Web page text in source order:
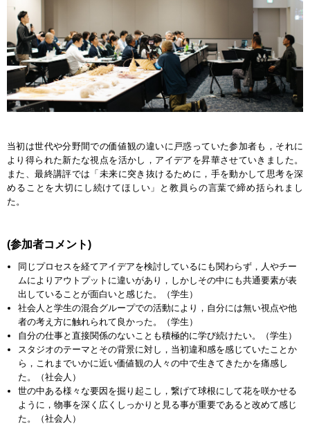
当初は世代や分野間での価値観の違いに戸惑っていた参加者も，それに
より得られた新たな視点を活かし，アイデアを昇華させていきました。
また、最終講評では「未来に突き抜けるために，手を動かして思考を深
めることを大切にし続けてほしい」と教員らの言葉で締め括られまし
た。
(参加者コメント)
同じプロセスを経てアイデアを検討しているにも関わらず，人やチー
ムによりアウトプットに違いがあり，しかしその中にも共通要素が表
出していることが面白いと感じた。（学生）
社会人と学生の混合グループでの活動により，自分には無い視点や他
者の考え方に触れられて良かった。（学生）
自分の仕事と直接関係のないことも積極的に学び続けたい。（学生）
スタジオのテーマとその背景に対し，当初違和感を感じていたことか
ら，これまでいかに近い価値観の人々の中で生きてきたかを痛感し
た。（社会人）
世の中ある様々な要因を掘り起こし，繋げて球根にして花を咲かせる
ように，物事を深く広くしっかりと見る事が重要であると改めて感じ
た。（社会人）